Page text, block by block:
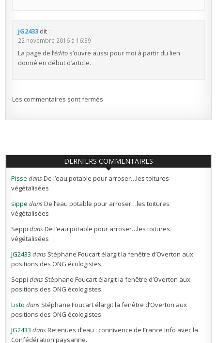
jG2433 dit :
22 novembre 2016 à 16:39
La page de l’éditos’ouvre aussi pour moi à partir du lien
donné en début d’article.
Les commentaires sont fermés.
DERNIERS COMMENTAIRES
Pisse dansDe l’eau potable pour arroser…les toitures
végétalisées
sippe dansDe l’eau potable pour arroser…les toitures
végétalisées
Seppi dansDe l’eau potable pour arroser…les toitures
végétalisées
JG2433 dans Stéphane Foucart élargit la fenêtre d’Overton aux
positions des ONG écologistes.
Seppi dans Stéphane Foucart élargit la fenêtre d’Overton aux
positions des ONG écologistes.
Listo dans Stéphane Foucart élargit la fenêtre d’Overton aux
positions des ONG écologistes.
JG2433 dansRetenues d’eau : connivence de France Info avec la
Confédération paysanne.